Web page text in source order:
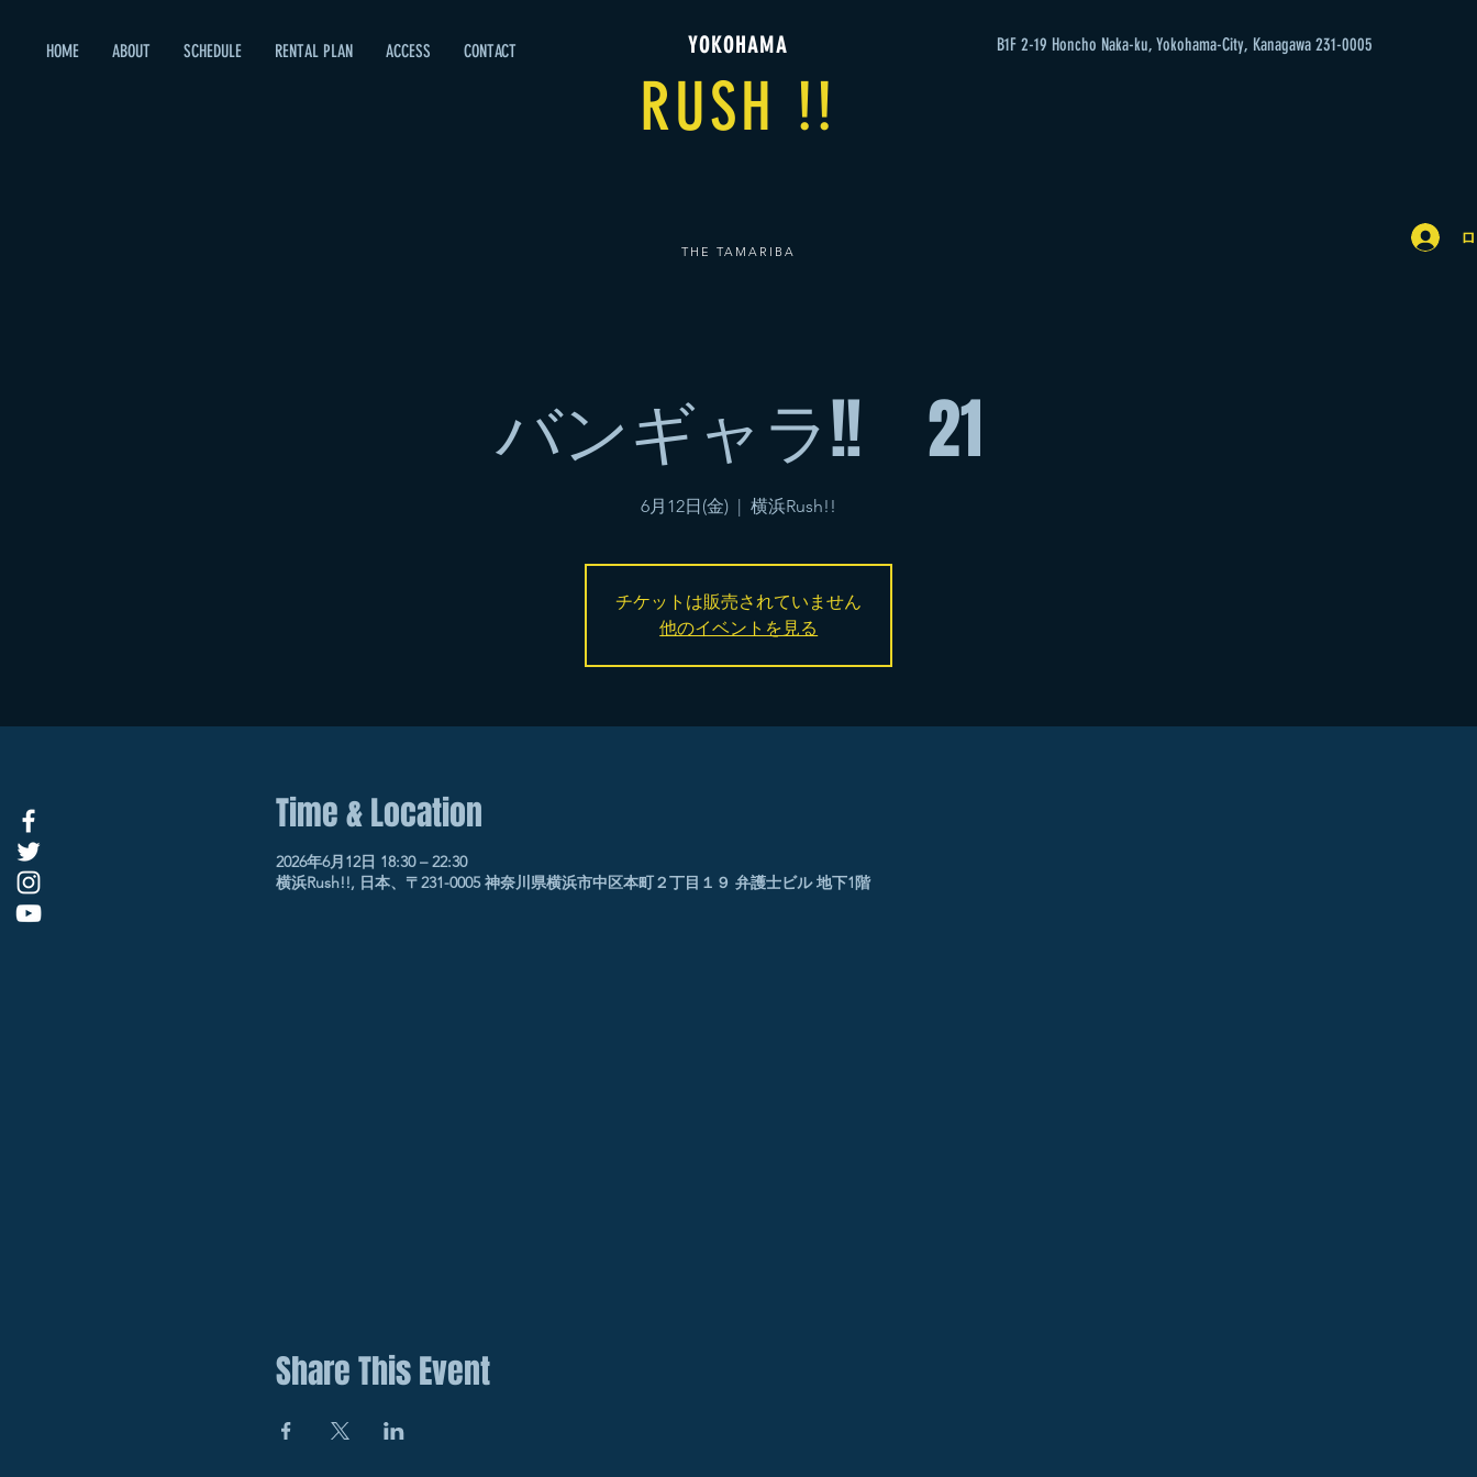
HOME ABOUT SCHEDULE RENTAL PLAN ACCESS CONTACT B1F 2-19 Honcho Naka-ku, Yokohama-City, Kanagawa 231-0005
YOKOHAMA
RUSH !!
THE TAMARIBA
バンギャラ!! 21
6月12日(金)
  |
横浜Rush!!
チケットは販売されていません
他のイベントを見る
Time & Location
2026年6月12日 18:30 – 22:30
横浜Rush!!, 日本、〒231-0005 神奈川県横浜市中区本町２丁目１９ 弁護士ビル 地下1階
Share This Event